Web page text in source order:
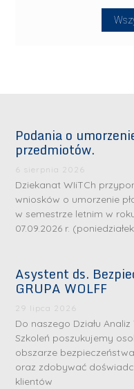
Podania o
przedmiotów.
6 sierpnia 2026
Dziekanat WIiTCh
wniosków o umorzenie
w semestrze letnim w
07.09.2026 r.
Asystent ds.
GRUPA WOLFF
29 lipca 2026
Do naszego Działu
Szkoleń poszukujemy
obszarze
oraz zdobywać
klientów